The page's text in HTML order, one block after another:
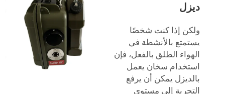
ديزل
ولكن إذا كنت شخصًا
يستمتع بالأنشطة في
الهواء الطلق بالفعل، فإن
استخدام سخان يعمل
بالديزل يمكن أن يرفع
التجربة إلى مستوى